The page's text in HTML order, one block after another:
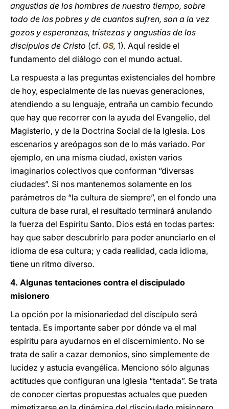
angustias de los hombres de nuestro tiempo, sobre
todo de los pobres y de cuantos sufren, son a la vez
gozos y esperanzas, tristezas y angustias de los
discípulos de Cristo (cf. GS, 1). Aquí reside el
fundamento del diálogo con el mundo actual.
La respuesta a las preguntas existenciales del hombre
de hoy, especialmente de las nuevas generaciones,
atendiendo a su lenguaje, entraña un cambio fecundo
que hay que recorrer con la ayuda del Evangelio, del
Magisterio, y de la Doctrina Social de la Iglesia. Los
escenarios y areópagos son de lo más variado. Por
ejemplo, en una misma ciudad, existen varios
imaginarios colectivos que conforman “diversas
ciudades”. Si nos mantenemos solamente en los
parámetros de “la cultura de siempre”, en el fondo una
cultura de base rural, el resultado terminará anulando
la fuerza del Espíritu Santo. Dios está en todas partes:
hay que saber descubrirlo para poder anunciarlo en el
idioma de esa cultura; y cada realidad, cada idioma,
tiene un ritmo diverso.
4. Algunas tentaciones contra el discipulado
misionero
La opción por la misionariedad del discípulo será
tentada. Es importante saber por dónde va el mal
espíritu para ayudarnos en el discernimiento. No se
trata de salir a cazar demonios, sino simplemente de
lucidez y astucia evangélica. Menciono sólo algunas
actitudes que configuran una Iglesia “tentada”. Se trata
de conocer ciertas propuestas actuales que pueden